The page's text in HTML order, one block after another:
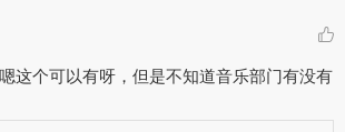
嗯这个可以有呀，但是不知道音乐部门有没有